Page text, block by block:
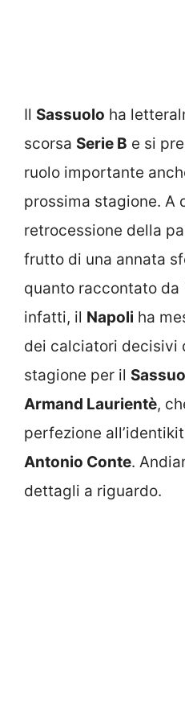
Il Sassuolo ha
scorsa Serie B e si
ruolo importante
prossima stagione. A
retrocessione della
frutto di una annata
quanto raccontato da
infatti, il Napoli ha
dei calciatori decisivi
stagione per il
Armand Laurientè,
perfezione
Antonio Conte.
dettagli a riguardo.